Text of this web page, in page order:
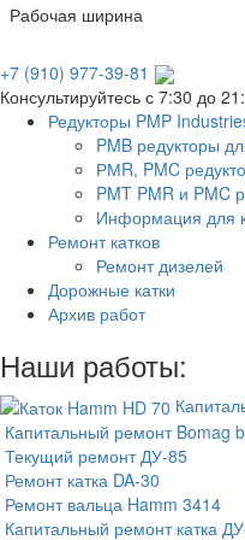
Рабочая ширина
+7 (910) 977-39-81
Консультируйтесь с 7:30 до
Редукторы PMP
PMB редукторы
РМR, PMC
PMT PMR и PMC
Информация для
Ремонт катков
Ремонт дизелей
Дорожные катки
Архив работ
Наши работы:
Капитальный ремонт Bomag
Текущий ремонт ДУ-85
Ремонт катка DA-30
Ремонт вальца Hamm 3414
Капитальный ремонт катка